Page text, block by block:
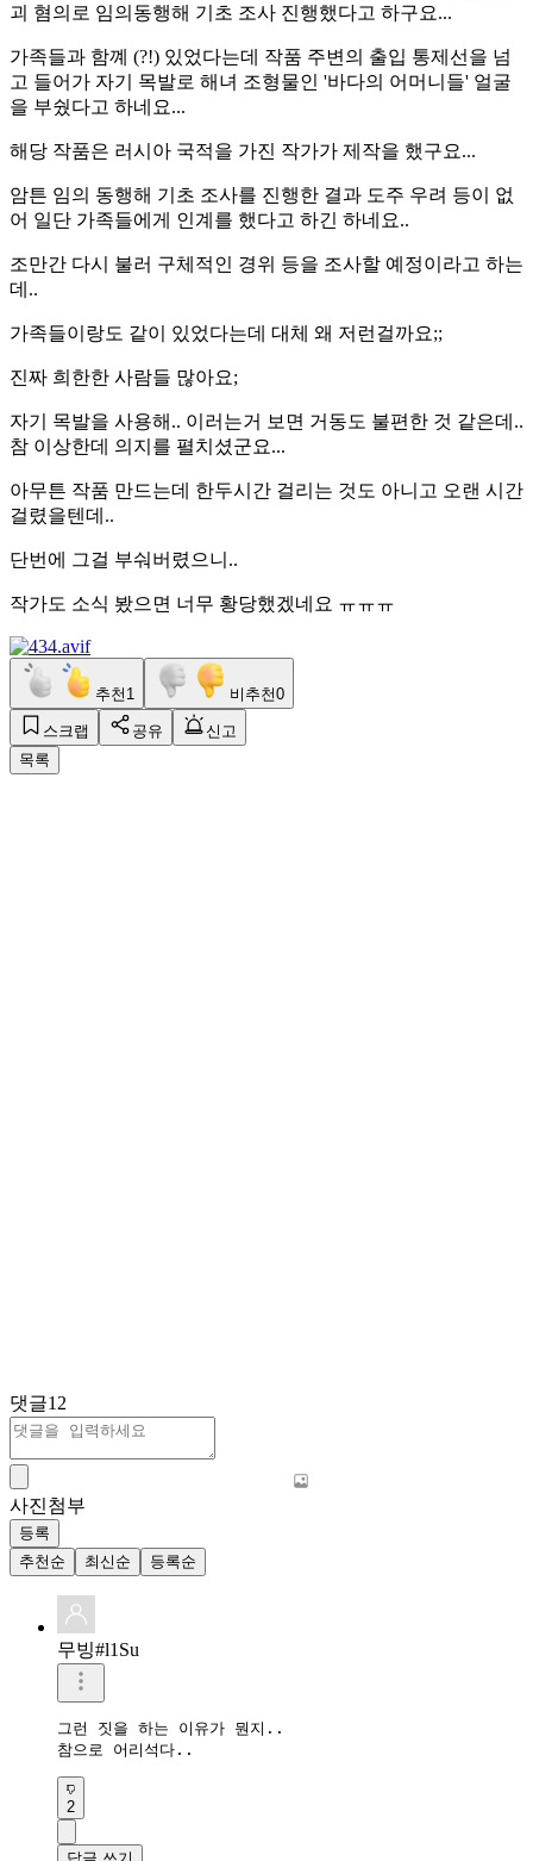
괴 혐의로 임의동행해 기초 조사 진행했다고 하구요...
가족들과 함꼐 (?!) 있었다는데 작품 주변의 출입 통제선을 넘
고 들어가 자기 목발로 해녀 조형물인 '바다의 어머니들' 얼굴
을 부쉈다고 하네요...
해당 작품은 러시아 국적을 가진 작가가 제작을 했구요...
암튼 임의 동행해 기초 조사를 진행한 결과 도주 우려 등이 없
어 일단 가족들에게 인계를 했다고 하긴 하네요..
조만간 다시 불러 구체적인 경위 등을 조사할 예정이라고 하는
데..
가족들이랑도 같이 있었다는데 대체 왜 저런걸까요;;
진짜 희한한 사람들 많아요;
자기 목발을 사용해.. 이러는거 보면 거동도 불편한 것 같은데..
참 이상한데 의지를 펼치셨군요...
아무튼 작품 만드는데 한두시간 걸리는 것도 아니고 오랜 시간
걸렸을텐데..
단번에 그걸 부숴버렸으니..
작가도 소식 봤으면 너무 황당했겠네요 ㅠㅠㅠ
추천 1 비추천0
스크랩 공유
신고
목록
댓글12
사진첨부
등록
추천순
최신순 등록순
무빙#l1Su
그런 짓을 하는 이유가 뭔지..
참으로 어리석다..
2